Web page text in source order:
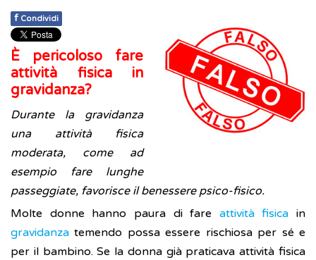
f Condividi
È pericoloso fare
attività fisica in
gravidanza?
Durante la gravidanza
una attività fisica
moderata, come ad
esempio fare lunghe
passeggiate, favorisce il benessere psico-fisico.
Molte donne hanno paura di fare attività fisica in
gravidanza temendo possa essere rischiosa per sé e
per il bambino. Se la donna già praticava attività fisica